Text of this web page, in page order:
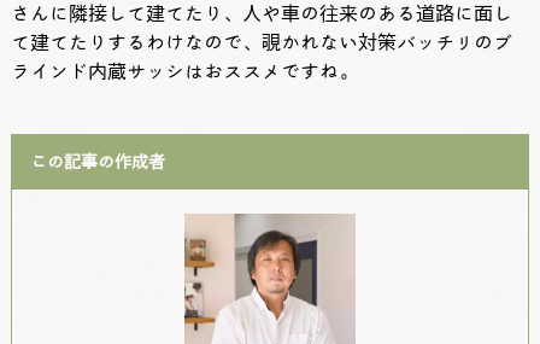
さんに隣接して建てたり、人や車の往来のある道路に面し
て建てたりするわけなので、覗かれない対策バッチリのブ
ラインド内蔵サッシはおススメですね。
この記事の作成者